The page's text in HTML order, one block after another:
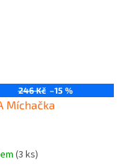
246 Kč –15 %
Míchačka
(3 ks)